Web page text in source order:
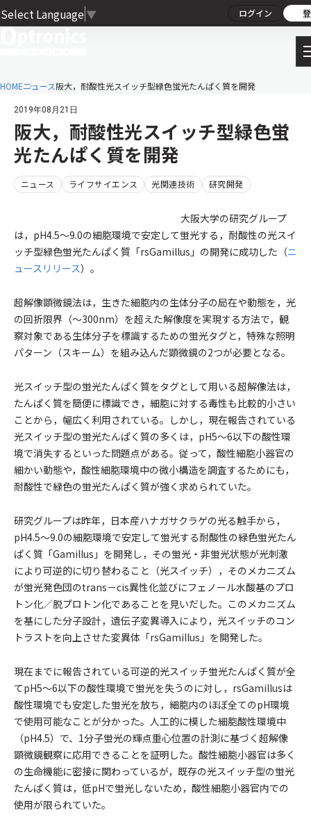
Select Language ▼ ログイン
HOMEニュース阪大，耐酸性光スイッチ型緑色蛍光たんぱく質を開発
2019年08月21日
阪大，耐酸性光スイッチ型緑色蛍
光たんぱく質を開発
ニュース ライフサイエンス 光関連技術 研究開発
大阪大学の研究グループ
は，pH4.5～9.0の細胞環境で安定して蛍光する，耐酸性の光スイ
ッチ型緑色蛍光たんぱく質「rsGamillus」の開発に成功した（ニ
ュースリリース）。
超解像顕微鏡法は，生きた細胞内の生体分子の局在や動態を，光
の回折限界（～300nm）を超えた解像度を実現する方法で，観
察対象である生体分子を標識するための蛍光タグと，特殊な照明
パターン（スキーム）を組み込んだ顕微鏡の2つが必要となる。
光スイッチ型の蛍光たんぱく質をタグとして用いる超解像法は，
たんぱく質を簡便に標識でき，細胞に対する毒性も比較的小さい
ことから，幅広く利用されている。しかし，現在報告されている
光スイッチ型の蛍光たんぱく質の多くは，pH5～6以下の酸性環
境で消失するといった問題点がある。従って，酸性細胞小器官の
細かい動態や，酸性細胞環境中の微小構造を調査するためにも，
耐酸性で緑色の蛍光たんぱく質が強く求められていた。
研究グループは昨年，日本産ハナガサクラゲの光る触手から，
pH4.5～9.0の細胞環境で安定して蛍光する耐酸性の緑色蛍光たん
ぱく質「Gamillus」を開発し，その蛍光・非蛍光状態が光刺激
により可逆的に切り替わること（光スイッチ），そのメカニズム
が蛍光発色団のtrans－cis異性化並びにフェノール水酸基のプロ
トン化／脱プロトン化であることを見いだした。このメカニズム
を基にした分子設計，遺伝子変異導入により，光スイッチのコン
トラストを向上させた変異体「rsGamillus」を開発した。
現在までに報告されている可逆的光スイッチ蛍光たんぱく質が全
てpH5～6以下の酸性環境で蛍光を失うのに対し，rsGamillusは
酸性環境でも安定した蛍光を放ち，細胞内のほぼ全てのpH環境
で使用可能なことが分かった。人工的に模した細胞酸性環境中
（pH4.5）で、1分子蛍光の輝点重心位置の計測に基づく超解像
顕微鏡観察に応用できることを証明した。酸性細胞小器官は多く
の生命機能に密接に関わっているが，既存の光スイッチ型の蛍光
たんぱく質は，低pHで蛍光しないため，酸性細胞小器官内での
使用が限られていた。